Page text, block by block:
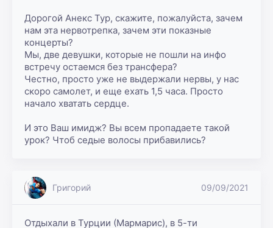
Дорогой Анекс Тур, скажите, пожалуйста, зачем
нам эта нервотрепка, зачем эти показные
концерты?
Мы, две девушки, которые не пошли на инфо
встречу остаемся без трансфера?
Честно, просто уже не выдержали нервы, у нас
скоро самолет, и еще ехать 1,5 часа. Просто
начало хватать сердце.
И это Ваш имидж? Вы всем пропадаете такой
урок? Чтоб седые волосы прибавились?
Григорий 09/09/2021
Отдыхали в Турции (Мармарис), в 5-ти